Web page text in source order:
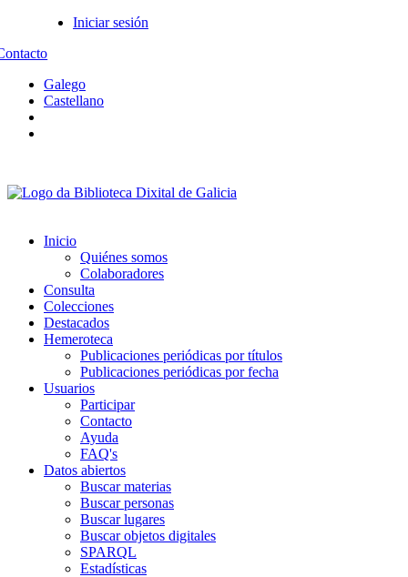
Iniciar sesión
Galego
Castellano
Inicio
Quiénes somos
Colaboradores
Consulta
Colecciones
Destacados
Hemeroteca
Publicaciones periódicas por títulos
Publicaciones periódicas por fecha
Usuarios
Participar
Contacto
Ayuda
FAQ's
Datos abiertos
Buscar materias
Buscar personas
Buscar lugares
Buscar objetos digitales
SPARQL
Estadísticas